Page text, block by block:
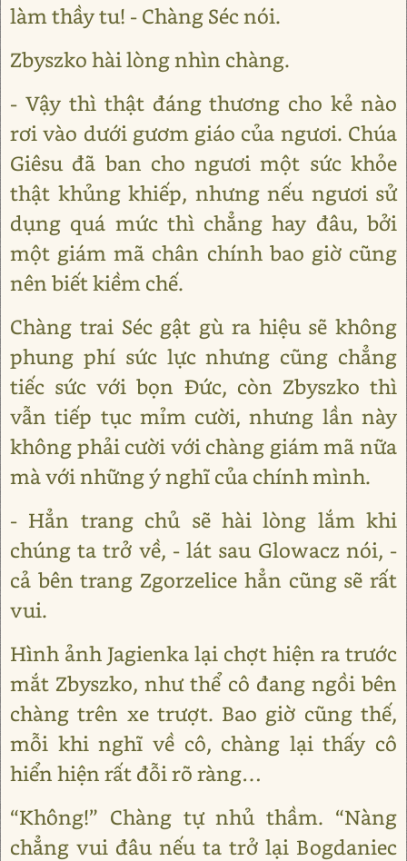
làm thầy tu! - Chàng Séc nói.
Zbyszko hài lòng nhìn chàng.
- Vậy thì thật đáng thương cho kẻ nào
rơi vào dưới gươm giáo của ngươi. Chúa
Giêsu đã ban cho ngươi một sức khỏe
thật khủng khiếp, nhưng nếu ngươi sử
dụng quá mức thì chẳng hay đâu, bởi
một giám mã chân chính bao giờ cũng
nên biết kiềm chế.
Chàng trai Séc gật gù ra hiệu sẽ không
phung phí sức lực nhưng cũng chẳng
tiếc sức với bọn Đức, còn Zbyszko thì
vẫn tiếp tục mỉm cười, nhưng lần này
không phải cười với chàng giám mã nữa
mà với những ý nghĩ của chính mình.
- Hẳn trang chủ sẽ hài lòng lắm khi
chúng ta trở về, - lát sau Glowacz nói, -
cả bên trang Zgorzelice hẳn cũng sẽ rất
vui.
Hình ảnh Jagienka lại chợt hiện ra trước
mắt Zbyszko, như thể cô đang ngồi bên
chàng trên xe trượt. Bao giờ cũng thế,
mỗi khi nghĩ về cô, chàng lại thấy cô
hiển hiện rất đỗi rõ ràng…
“Không!” Chàng tự nhủ thầm. “Nàng
chẳng vui đâu nếu ta trở lại Bogdaniec